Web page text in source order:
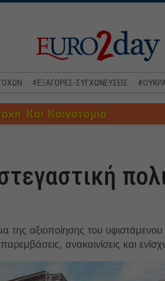
#ΕΞΑΓΟΡΕΣ-ΣΥΓΧΩΝΕΥΣΕΙΣ
της αξιοποίησης του
ανακαινίσεις και